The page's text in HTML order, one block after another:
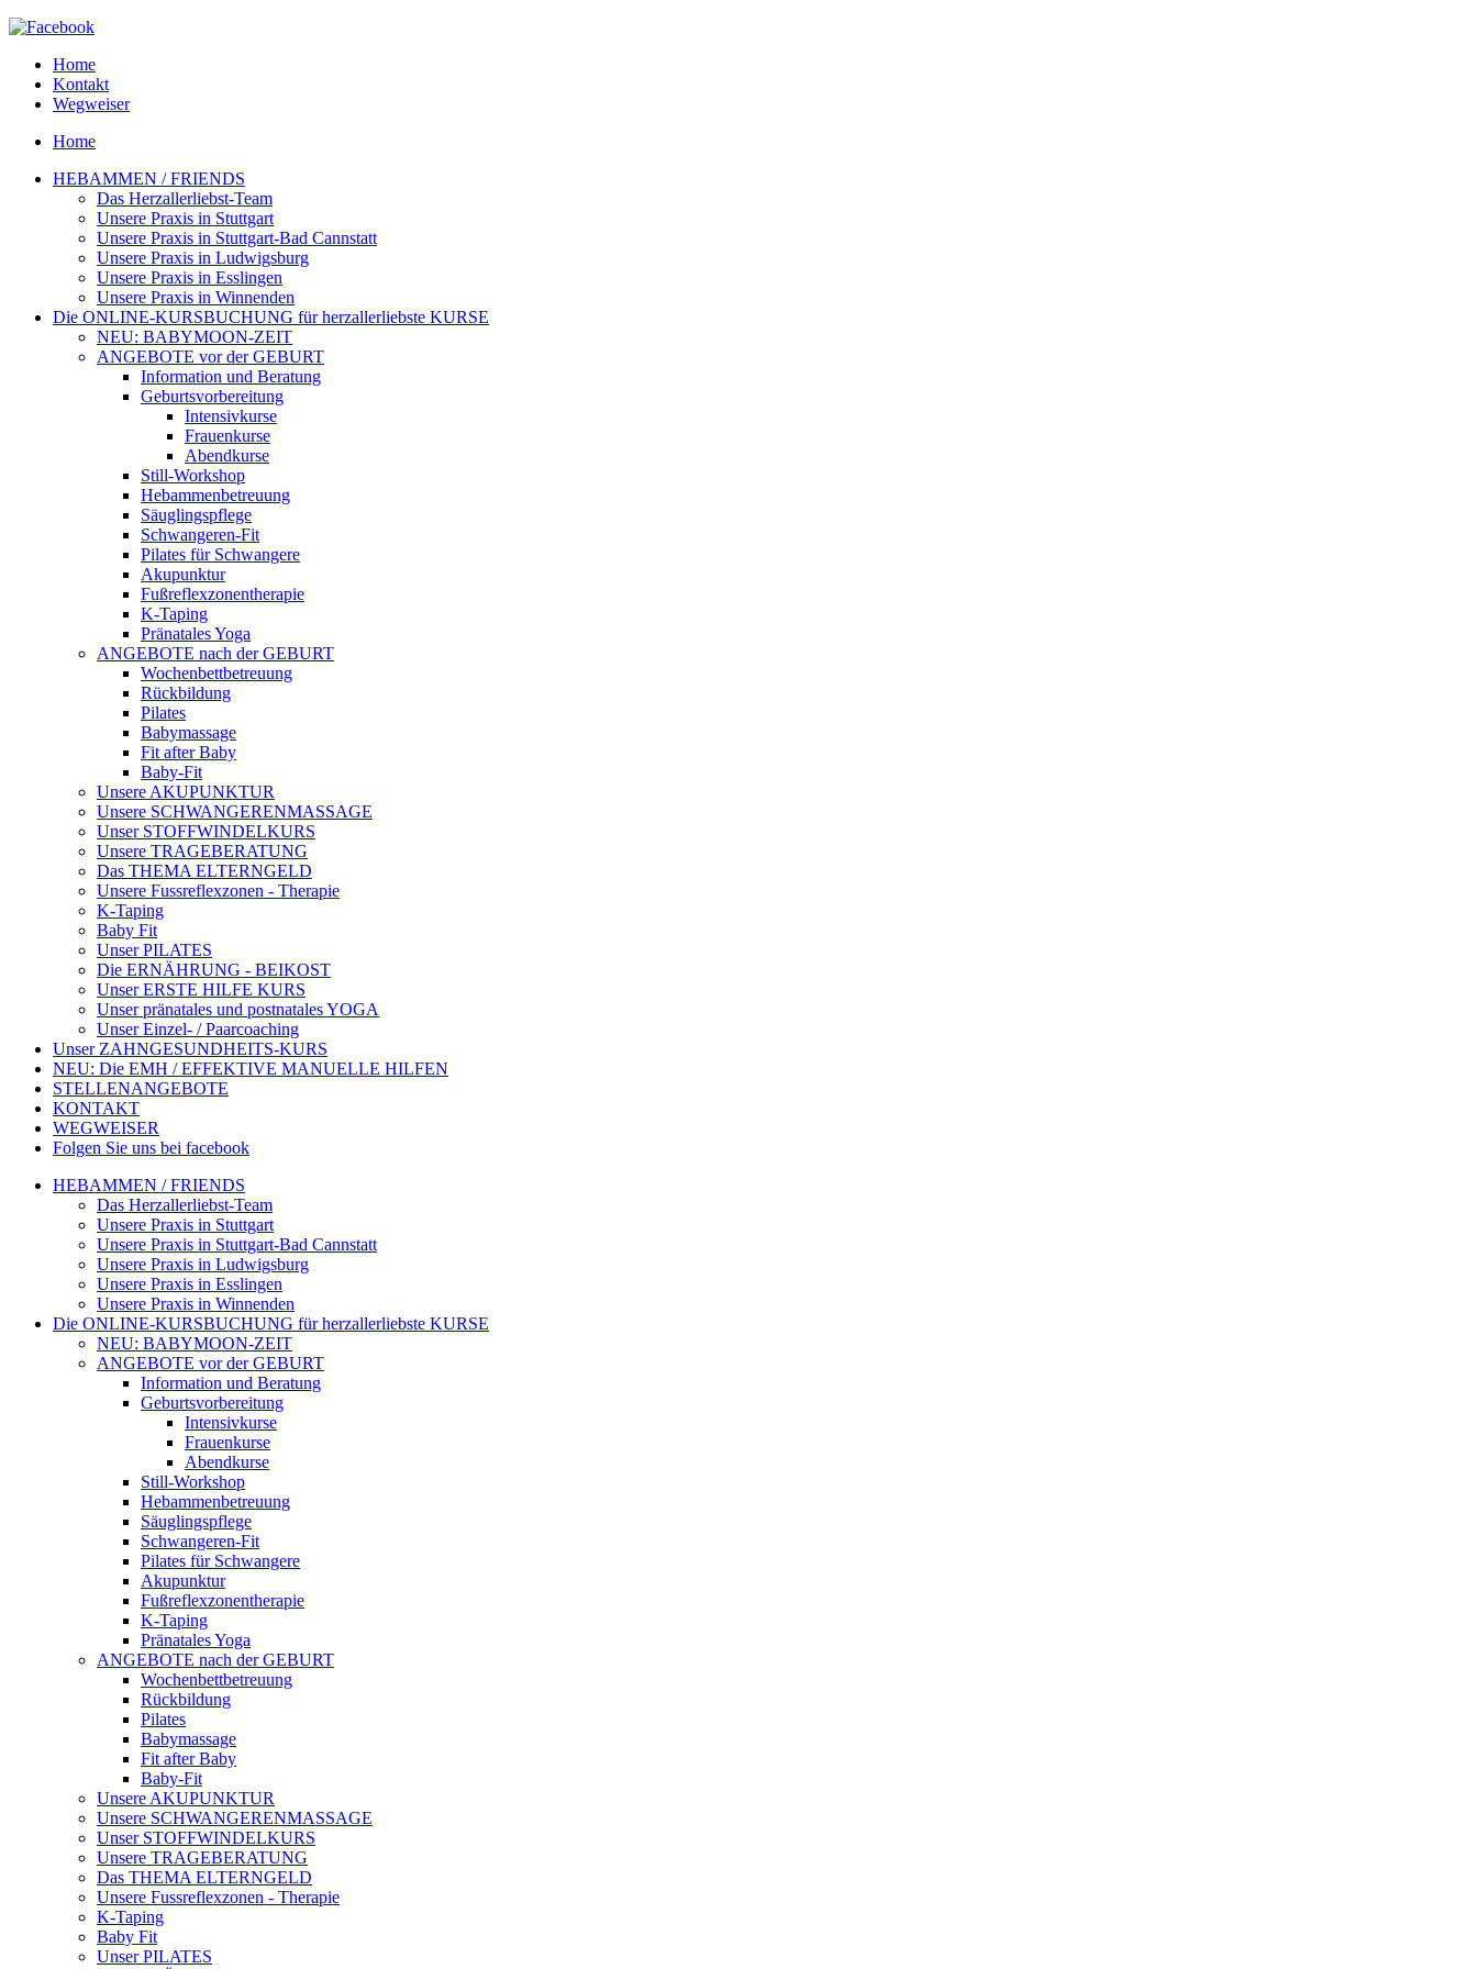
Home
Kontakt
Wegweiser
Home
HEBAMMEN / FRIENDS
Das Herzallerliebst-Team
Unsere Praxis in Stuttgart
Unsere Praxis in Stuttgart-Bad Cannstatt
Unsere Praxis in Ludwigsburg
Unsere Praxis in Esslingen
Unsere Praxis in Winnenden
Die ONLINE-KURSBUCHUNG für herzallerliebste KURSE
NEU: BABYMOON-ZEIT
ANGEBOTE vor der GEBURT
Information und Beratung
Geburtsvorbereitung
Intensivkurse
Frauenkurse
Abendkurse
Still-Workshop
Hebammenbetreuung
Säuglingspflege
Schwangeren-Fit
Pilates für Schwangere
Akupunktur
Fußreflexzonentherapie
K-Taping
Pränatales Yoga
ANGEBOTE nach der GEBURT
Wochenbettbetreuung
Rückbildung
Pilates
Babymassage
Fit after Baby
Baby-Fit
Unsere AKUPUNKTUR
Unsere SCHWANGERENMASSAGE
Unser STOFFWINDELKURS
Unsere TRAGEBERATUNG
Das THEMA ELTERNGELD
Unsere Fussreflexzonen - Therapie
K-Taping
Baby Fit
Unser PILATES
Die ERNÄHRUNG - BEIKOST
Unser ERSTE HILFE KURS
Unser pränatales und postnatales YOGA
Unser Einzel- / Paarcoaching
Unser ZAHNGESUNDHEITS-KURS
NEU: Die EMH / EFFEKTIVE MANUELLE HILFEN
STELLENANGEBOTE
KONTAKT
WEGWEISER
Folgen Sie uns bei facebook
HEBAMMEN / FRIENDS
Das Herzallerliebst-Team
Unsere Praxis in Stuttgart
Unsere Praxis in Stuttgart-Bad Cannstatt
Unsere Praxis in Ludwigsburg
Unsere Praxis in Esslingen
Unsere Praxis in Winnenden
Die ONLINE-KURSBUCHUNG für herzallerliebste KURSE
NEU: BABYMOON-ZEIT
ANGEBOTE vor der GEBURT
Information und Beratung
Geburtsvorbereitung
Intensivkurse
Frauenkurse
Abendkurse
Still-Workshop
Hebammenbetreuung
Säuglingspflege
Schwangeren-Fit
Pilates für Schwangere
Akupunktur
Fußreflexzonentherapie
K-Taping
Pränatales Yoga
ANGEBOTE nach der GEBURT
Wochenbettbetreuung
Rückbildung
Pilates
Babymassage
Fit after Baby
Baby-Fit
Unsere AKUPUNKTUR
Unsere SCHWANGERENMASSAGE
Unser STOFFWINDELKURS
Unsere TRAGEBERATUNG
Das THEMA ELTERNGELD
Unsere Fussreflexzonen - Therapie
K-Taping
Baby Fit
Unser PILATES